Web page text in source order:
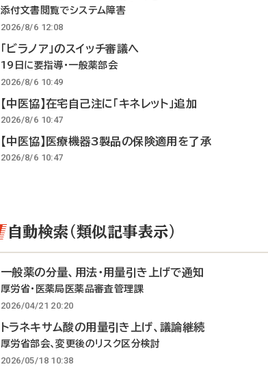
添付文書閲覧でシステム障害
2026/8/6 12:08
「ビラノア」のスイッチ審議へ
19日に要指導・一般薬部会
2026/8/6 10:49
【中医協】在宅自己注に「キネレット」追加
2026/8/6 10:47
【中医協】医療機器3製品の保険適用を了承
2026/8/6 10:47
自動検索（類似記事表示）
一般薬の分量、用法・用量引き上げで通知
厚労省・医薬局医薬品審査管理課
2026/04/21 20:20
トラネキサム酸の用量引き上げ、議論継続
厚労省部会、変更後のリスク区分検討
2026/05/18 10:38